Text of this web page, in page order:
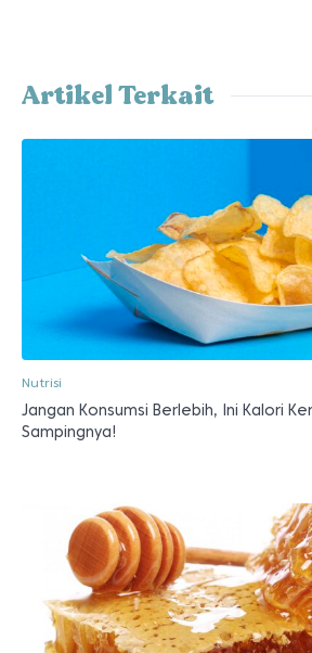
Artikel Terkait
Nutrisi
Jangan Konsumsi Berlebih, Ini Kalori
Sampingnya!